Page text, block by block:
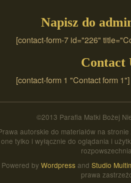
Napisz do
[contact-form-7 id="226"
Contact
[contact-form 1 "Contact form 1"]
©2013 Parafia Matki Bożej
autorskie do materiałów na
one tylko i wyłącznie do oglądania i
Powered by Wordpress and Studio
prawa